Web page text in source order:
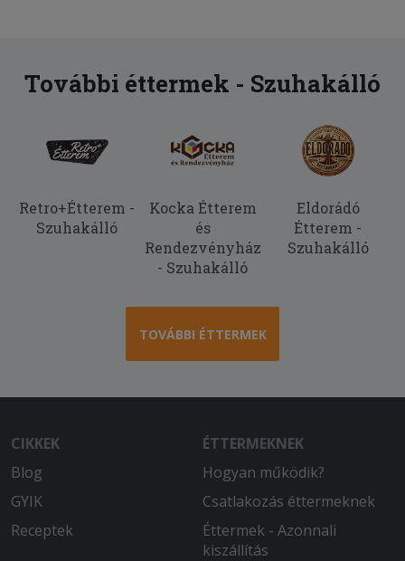
Nem azt kaptam amit rendeltem mert
elfogyott de a dragabb rendelést
készülnek, majd be is zárt a rendelésem
után a hely.
2 óra alatt nem jött ki a rendelésem
2026-06-11 - Nóra:
Legszívesebben 0 csillag,12.16kor
meg ( A futár már 13.30kor úton volt
valamerre.Úgy hogy az étterem abban
A rántot karfiolt rántot gombára
cserélték csak úgy maguktól. Elsö és
utolsó volt innen kaját rendelni.
További éttermek - Szuhakálló
Retro+Étterem -
Szuhakálló
Kocka Étterem
és
Rendezvényház
- Szuhakálló
Eldorádó
Étterem -
Szuhakálló
TOVÁBBI ÉTTERMEK
CIKKEK
Blog
GYIK
Receptek
ÉTTERMEKNEK
Hogyan működik?
Csatlakozás éttermeknek
Éttermek - Azonnali
kiszállítás